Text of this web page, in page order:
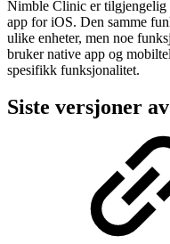
Nimble Clinic er tilgjengelig
app for iOS. Den samme
ulike enheter, men noe
bruker native app og
spesifikk funksjonalitet.
Siste versjoner